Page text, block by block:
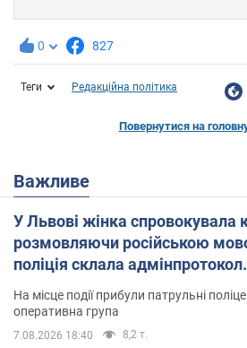
0 827
Теги Редакційна політика
Повернутися на
Важливе
У Львові жінка спровокувала
розмовляючи російською
поліція склала
На місце події прибули патрульні
оперативна група
7.08.2026 18:40 8,2 т.